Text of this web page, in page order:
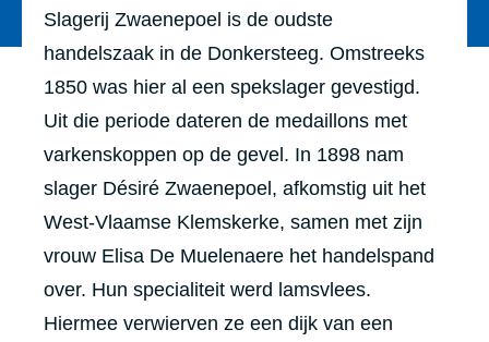
Slagerij Zwaenepoel is de oudste
handelszaak in de Donkersteeg. Omstreeks
1850 was hier al een spekslager gevestigd.
Uit die periode dateren de medaillons met
varkenskoppen op de gevel. In 1898 nam
slager Désiré Zwaenepoel, afkomstig uit het
West-Vlaamse Klemskerke, samen met zijn
vrouw Elisa De Muelenaere het handelspand
over. Hun specialiteit werd lamsvlees.
Hiermee verwierven ze een dijk van een